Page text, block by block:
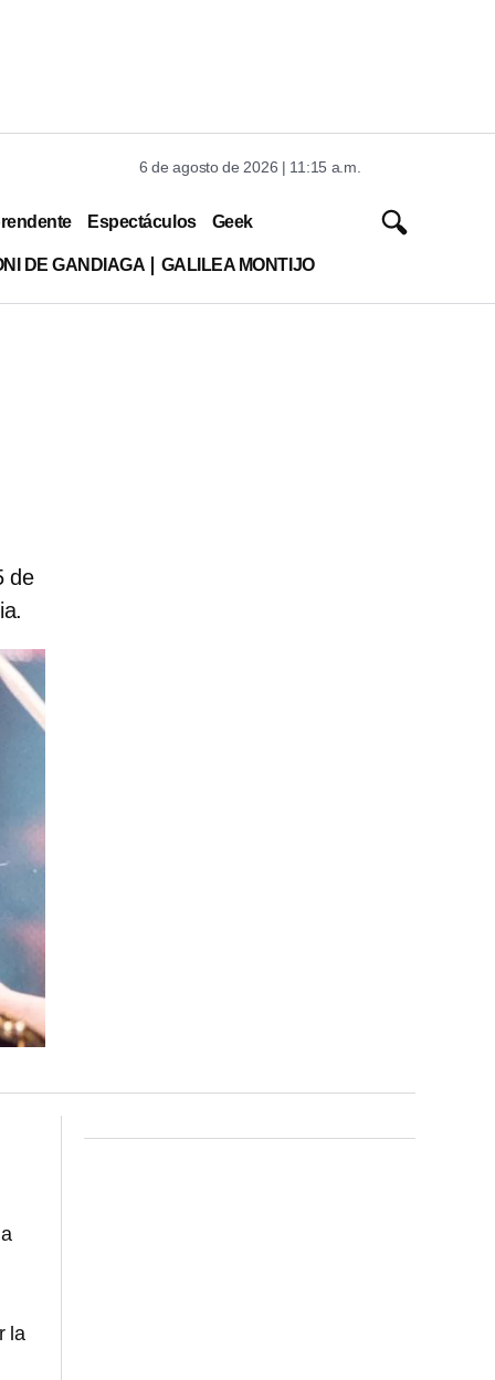
6 de agosto de 2026 | 11:15 a.m.
Espectáculos Geek
DE GANDIAGA GALILEA MONTIJO
de
la